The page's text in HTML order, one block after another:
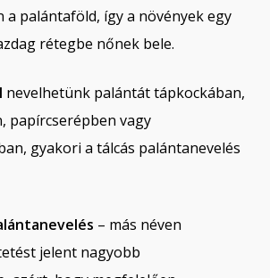
a palántaföld, így a növények egy
rétegbe nőnek bele.
nevelhetünk palántát tápkockában,
papírcserépben vagy
gyakori a tálcás palántanevelés
– más néven
jelent nagyobb